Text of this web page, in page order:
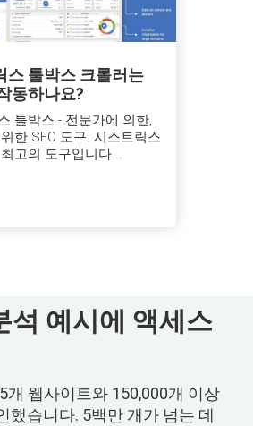
스 툴박스 크롤러는
동하나요?
툴박스 - 전문가에 의한,
한 SEO 도구. 시스트릭스
고의 도구입니다...
석 예시에 액세스
개 웹사이트와 150,000개 이상
했습니다. 5백만 개가 넘는 데